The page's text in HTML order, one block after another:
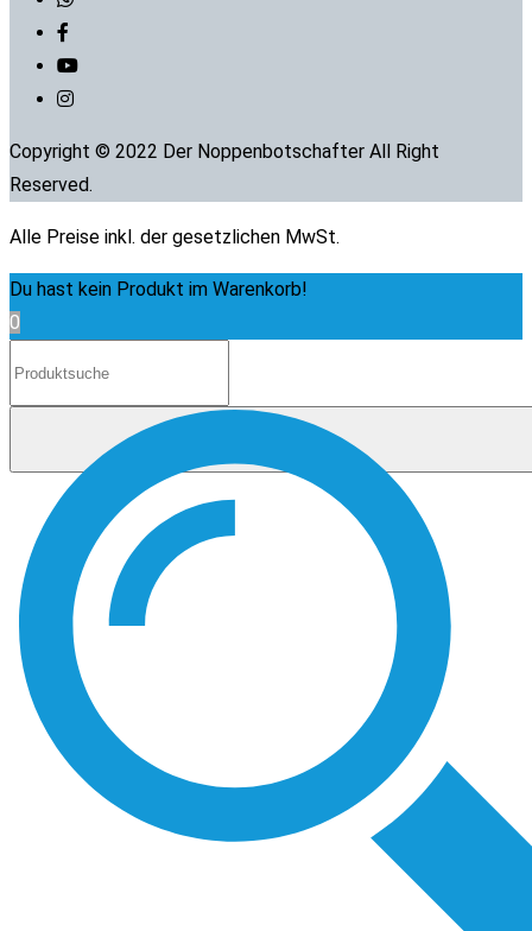
Copyright © 2022 Der Noppenbotschafter All Right
Reserved.
Alle Preise inkl. der gesetzlichen MwSt.
Du hast kein Produkt im Warenkorb!
0